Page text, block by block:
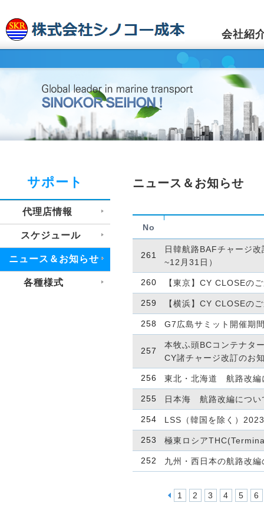
会社紹
サポート
代理店情報
スケジュール
ニュース＆お知らせ
各種様式
ニュース＆お知らせ
No
261
日韓航路BAFチャージ
~12月31日）
260 【東京】CY CLOSEの
259 【横浜】CY CLOSEの
258 G7広島サミット開催期
257
本牧ふ頭BCコンテナ
CY諸チャージ改訂のお
256 東北・北海道 航路改編
255 日本海 航路改編につい
254 LSS（韓国を除く）
253 極東ロシア
252 九州・西日本の航路改編
1 2 3 4 5 6